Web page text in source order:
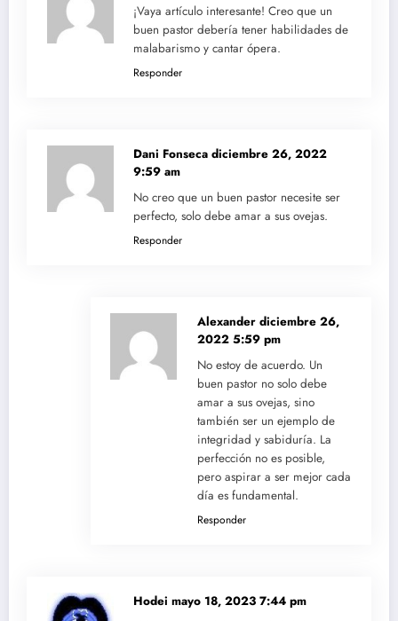
¡Vaya artículo interesante! Creo que un
buen pastor debería tener habilidades de
malabarismo y cantar ópera.
Responder
Dani Fonseca diciembre 26, 2022
9:59 am
No creo que un buen pastor necesite ser
perfecto, solo debe amar a sus ovejas.
Responder
Alexander diciembre 26,
2022 5:59 pm
No estoy de acuerdo. Un
buen pastor no solo debe
amar a sus ovejas, sino
también ser un ejemplo de
integridad y sabiduría. La
perfección no es posible,
pero aspirar a ser mejor cada
día es fundamental.
Responder
Hodei mayo 18, 2023 7:44 pm